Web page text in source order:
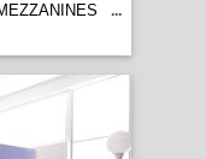
...